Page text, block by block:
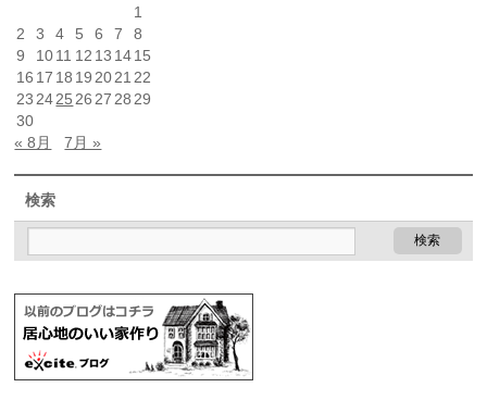
1
2
3 4 5 6 7
8
9
1011 12 13 1415
16 17 18 19 2021 22
23 2425 26 27 28 29
30
« 8月
7月 »
検索